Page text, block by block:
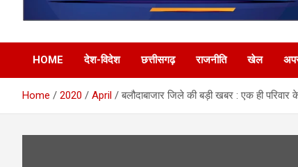
Khabar CG News
HOME देश-विदेश छत्तीसगढ़ राजनीति खेल
Home 2020 April बलौदाबाजार जिले की बड़ी खबर : एक ही